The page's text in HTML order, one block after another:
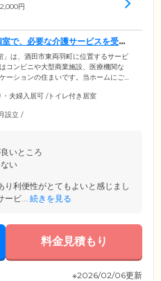
2,000円
で、必要な介護サービスを受け
」は、酒田市東両羽町に位置するサービ
コンビニや大型商業施設、医療機関な
ーションの住まいです。当ホームにご
サービスを受けながら、ご自分のペー
間を大切にできるだけでなく、ほかの
夫婦入居可 /トイレ付き居室
設立 /
いところ
い
利便性がとてもよいと感じまし
ービ... 続きを見る
料金見積もり
※2026/02/06更新